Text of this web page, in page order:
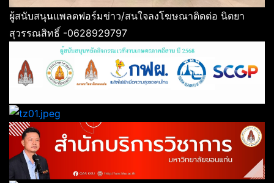
ผู้สนับสนุนแพลตฟอร์มข่าว/สนใจลงโฆษณาติดต่อ นิตยา
สุวรรณสิทธิ์ -0628929797